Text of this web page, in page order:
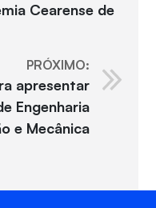
Cearense de
PRÓXIMO:
apresentar
Engenharia
e Mecânica